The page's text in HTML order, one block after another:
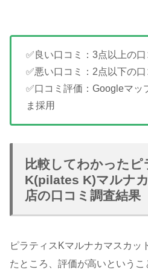
✅良い口コミ：3点以上の
✅悪い口コミ：2点以下の
✅口コミ評価：Googleマッ
ま採用
比較してわかったピ
K(pilates K)マルナ
店の口コミ調査結果
ピラティスKマルナカマスカッ
たところ、評価が高いというこ